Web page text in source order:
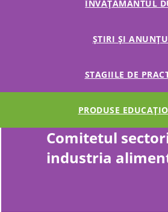
ÎNVĂȚĂMÂNTUL
ȘTIRI ȘI
STAGIILE DE
PRODUSE
Comitetul
industria